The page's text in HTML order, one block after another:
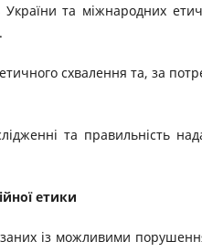
та міжнародних
схвалення та, за
та правильність
етики
із можливими